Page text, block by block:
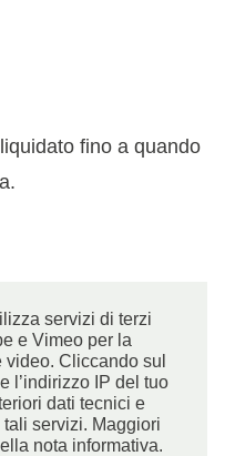
fino a quando
servizi di terzi
e Vimeo per la
Cliccando sul
l’indirizzo IP del tuo
dati tecnici e
servizi. Maggiori
nota informativa.